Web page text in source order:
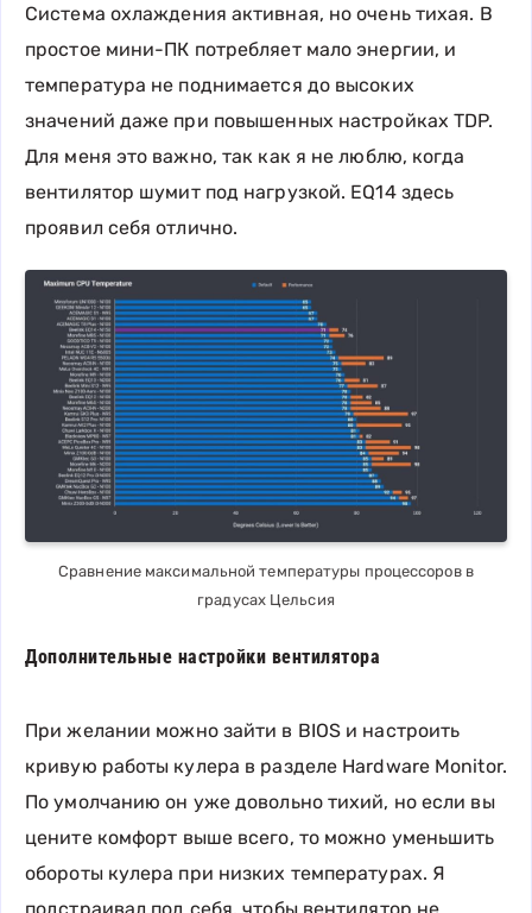
Система охлаждения активная, но очень тихая. В
простое мини-ПК потребляет мало энергии, и
температура не поднимается до высоких
значений даже при повышенных настройках TDP.
Для меня это важно, так как я не люблю, когда
вентилятор шумит под нагрузкой. EQ14 здесь
проявил себя отлично.
Сравнение максимальной температуры процессоров в
градусах Цельсия
Дополнительные настройки вентилятора
При желании можно зайти в BIOS и настроить
кривую работы кулера в разделе Hardware Monitor.
По умолчанию он уже довольно тихий, но если вы
цените комфорт выше всего, то можно уменьшить
обороты кулера при низких температурах. Я
подстраивал под себя, чтобы вентилятор не